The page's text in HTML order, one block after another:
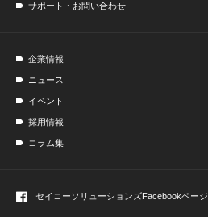
サポート・お問い合わせ
企業情報
ニュース
イベント
採用情報
コラム集
セイコーソリューションズFacebookページ